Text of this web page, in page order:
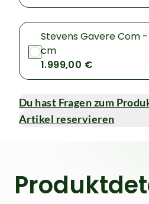
Stevens Gavere Com
cm
1.999,00 €
Du hast Fragen zum
Artikel reservieren